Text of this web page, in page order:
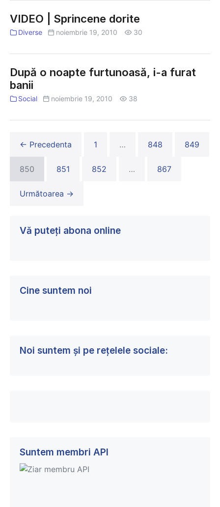
VIDEO | Sprincene dorite
Diverse noiembrie 19, 2010 30
După o noapte furtunoasă, i-a furat
banii
Social noiembrie 19, 2010 38
← Precedenta 1 … 848 849
850 851 852 … 867
Următoarea →
Vă puteți abona online
Cine suntem noi
Noi suntem și pe rețelele sociale:
Suntem membri API